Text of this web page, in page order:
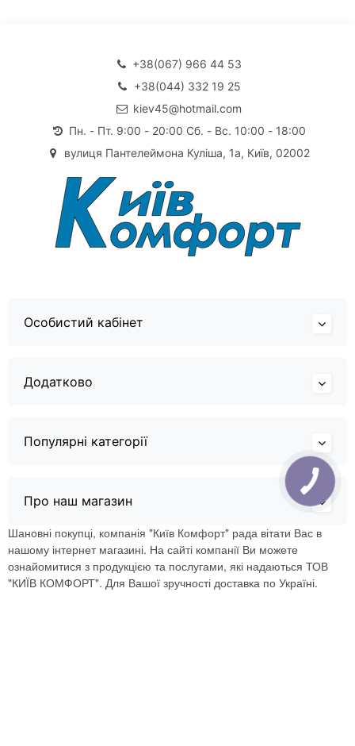
+38(067) 966 44 53
+38(044) 332 19 25
kiev45@hotmail.com
Пн. - Пт. 9:00 - 20:00 Сб. - Вс. 10:00 - 18:00
вулиця Пантелеймона Куліша, 1а, Київ, 02002
Особистий кабінет
Додатково
Популярні категорії
Про наш магазин
Шановні покупці, компанія "Київ Комфорт" рада вітати Вас в
нашому інтернет магазині. На сайті компанії Ви можете
ознайомитися з продукцією та послугами, які надаються ТОВ
"КИЇВ КОМФОРТ". Для Вашої зручності доставка по Україні.